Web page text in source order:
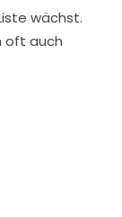
wächst.
oft auch